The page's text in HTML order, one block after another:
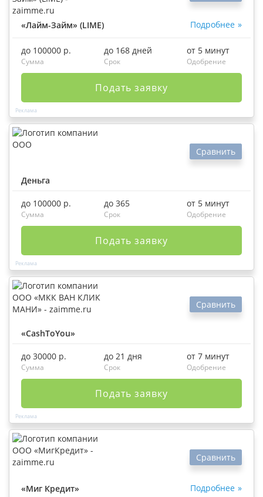
«Лайм-Займ» (LIME) Подробнее
до 100000 р.
Сумма
до 168 дней
Срок
от 5 минут
Одобрение
Подать заявку
Деньга
Сравнить
до 100000 р.
Сумма
до 365
Срок
от 5 минут
Одобрение
Подать заявку
«CashToYou»
Сравнить
до 30000 р.
Сумма
до 21 дня
Срок
от 7 минут
Одобрение
Подать заявку
«Миг Кредит» Подробнее
Сравнить